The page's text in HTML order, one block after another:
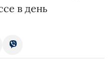
в день